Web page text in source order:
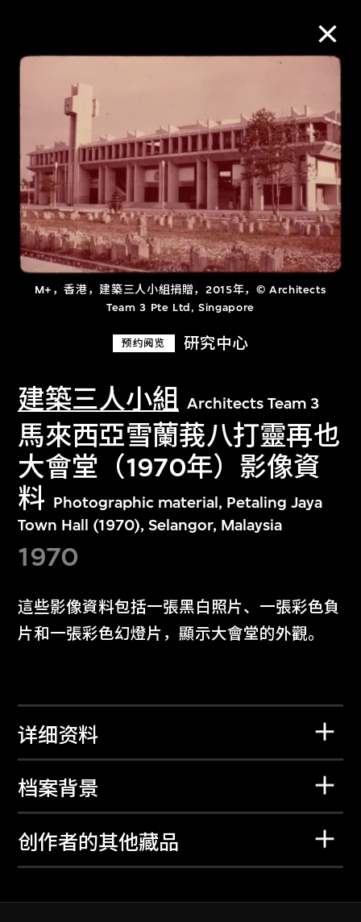
M+，香港，建築三人小組捐贈，2015年，© Architects
Team 3 Pte Ltd, Singapore
预约阅览 研究中心
建築三人小組 Architects Team 3
馬來西亞雪蘭莪八打靈再也
大會堂（1970年）影像資
料 Photographic material, Petaling Jaya
Town Hall (1970), Selangor, Malaysia
1970
這些影像資料包括一張黑白照片、一張彩色負
片和一張彩色幻燈片，顯示大會堂的外觀。
详细资料
档案背景
创作者的其他藏品
M+藏品
进一步筛选 搜索
关于M+藏品
探索世界顶级的二十及二十一世纪视觉